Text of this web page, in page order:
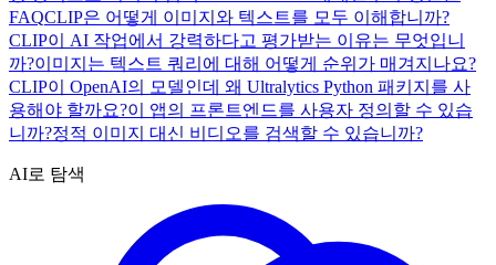
FAQCLIP은 어떻게 이미지와 텍스트를 모두 이해합니까?
CLIP이 AI 작업에서 강력하다고 평가받는 이유는 무엇입니
까?이미지는 텍스트 쿼리에 대해 어떻게 순위가 매겨지나요?
CLIP이 OpenAI의 모델인데 왜 Ultralytics Python 패키지를 사
용해야 할까요?이 앱의 프론트엔드를 사용자 정의할 수 있습
니까?정적 이미지 대신 비디오를 검색할 수 있습니까?
AI로 탐색